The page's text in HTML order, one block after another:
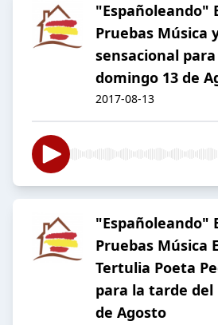
"Españoleando"
Pruebas Música
sensacional
domingo 13 de
2017-08-13
"Españoleando"
Pruebas Música
Tertulia Poeta
para la tarde del
de Agosto